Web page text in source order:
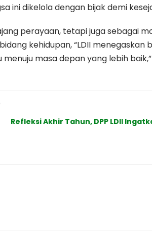
ini dikelola dengan bijak demi
perayaan, tetapi juga sebagai
kehidupan, “LDII
masa depan yang lebih
Refleksi Akhir Tahun, DPP LDII